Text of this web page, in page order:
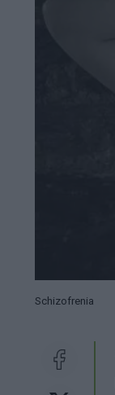
Schizofrenia